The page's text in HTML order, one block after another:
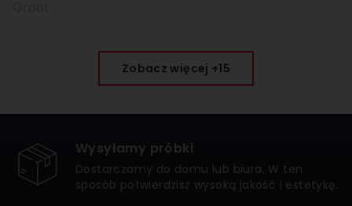
Zobacz więcej +15
Wysyłamy próbki
Dostarczamy do domu lub biura. W ten
sposób potwierdzisz wysoką jakość i estetykę.